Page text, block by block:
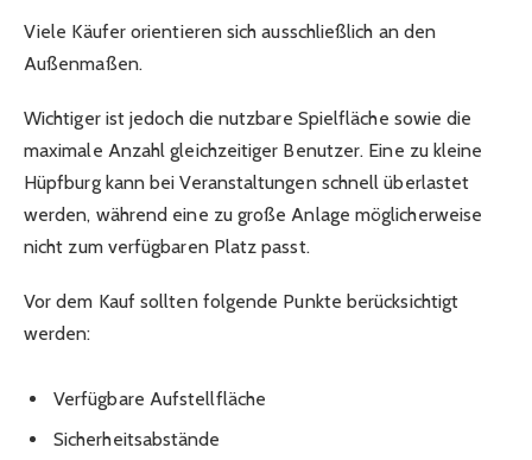
Viele Käufer orientieren sich ausschließlich an den
Außenmaßen.
Wichtiger ist jedoch die nutzbare Spielfläche sowie die
maximale Anzahl gleichzeitiger Benutzer. Eine zu kleine
Hüpfburg kann bei Veranstaltungen schnell überlastet
werden, während eine zu große Anlage möglicherweise
nicht zum verfügbaren Platz passt.
Vor dem Kauf sollten folgende Punkte berücksichtigt
werden:
Verfügbare Aufstellfläche
Sicherheitsabstände